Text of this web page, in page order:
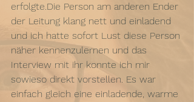
erfolgte.Die Person am anderen Ender
der Leitung klang nett und einladend
und ich hatte sofort Lust diese Person
näher kennenzulernen und das
Interview mit ihr konnte ich mir
sowieso direkt vorstellen. Es war
einfach gleich eine einladende, warme